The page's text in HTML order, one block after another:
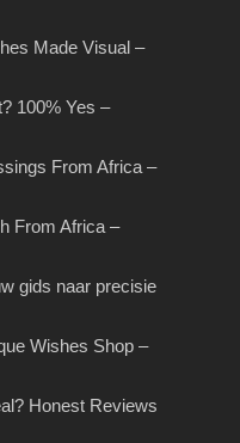
het van
van de
uw
om op
van de
uw
om op
– Why
the Perfect
lage kosten
Made Visual –
100% Yes –
From Africa –
From Africa –
gids naar precisie
Wishes Shop –
Honest Reviews